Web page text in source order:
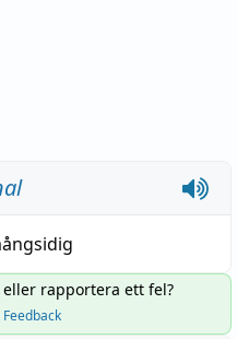
rapportera ett fel?
Feedback